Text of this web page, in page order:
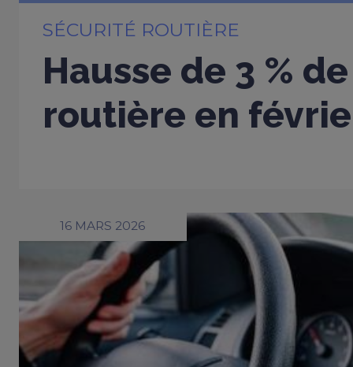
SÉCURITÉ ROUTIÈRE
Hausse de 3 %
routière en
16 MARS 2026